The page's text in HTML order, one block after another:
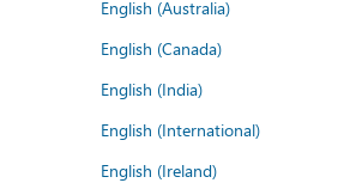
English (Australia)
English (Canada)
English (India)
English (International)
English (Ireland)